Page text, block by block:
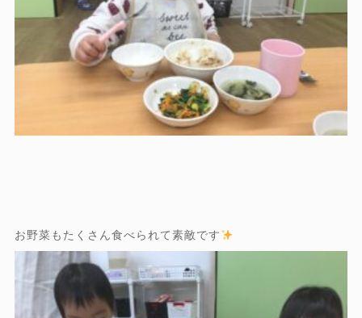
お野菜もたくさん食べられて素敵です